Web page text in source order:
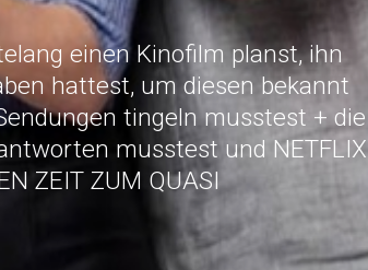
einen Kinofilm planst, ihn
hattest, um diesen bekannt
tingeln musstest + die
musstest und NETFLIX
ZEIT ZUM QUASI